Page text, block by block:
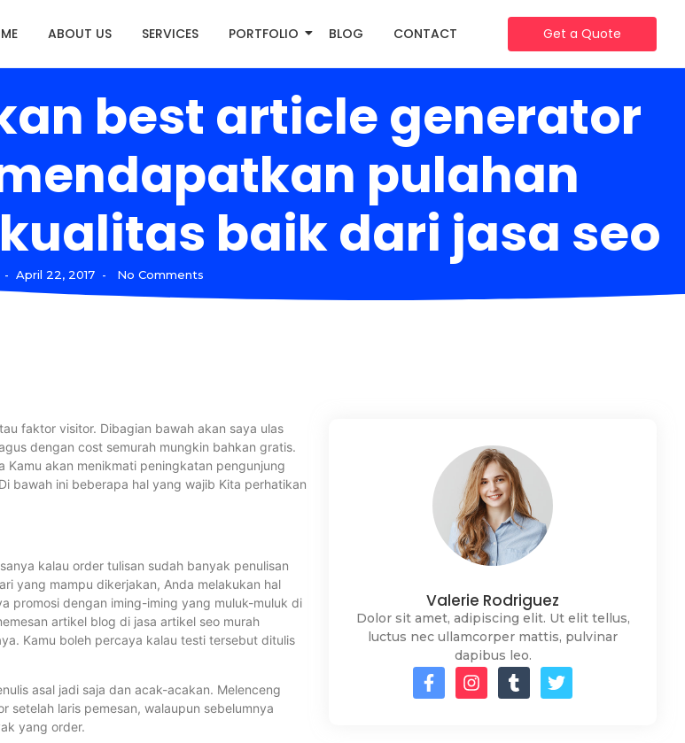
ABOUT US SERVICES PORTFOLIO BLOG CONTACT Get a Quote
best article generator
pulahan
baik dari jasa seo
- April 22, 2017 - No Comments
faktor visitor. Dibagian bawah akan saya ulas
dengan cost semurah mungkin bahkan gratis.
Kamu akan menikmati peningkatan pengunjung
bawah ini beberapa hal yang wajib Kita perhatikan
kalau order tulisan sudah banyak penulisan
yang mampu dikerjakan, Anda melakukan hal
promosi dengan iming-iming yang muluk-muluk di
artikel blog di jasa artikel seo murah
Kamu boleh percaya kalau testi tersebut ditulis
asal jadi saja dan acak-acakan. Melenceng
setelah laris pemesan, walaupun sebelumnya
yang order.
Valerie Rodriguez
Dolor sit amet, adipiscing elit. Ut elit tellus,
luctus nec ullamcorper mattis, pulvinar
dapibus leo.